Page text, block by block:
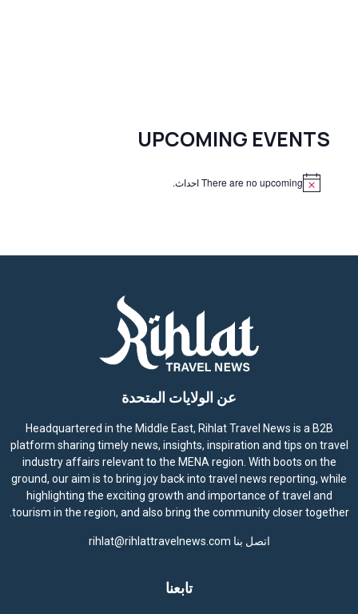
UPCOMING EVENTS
There are no upcoming احداث.
عن الولايات المتحدة
Headquartered in the Middle East, Rihlat Travel News is a B2B
platform sharing timely news, insights, inspiration and tips on travel
industry affairs relevant to the MENA region. With boots on the
ground, our aim is to bring joy back into travel news reporting, while
highlighting the exciting growth and importance of travel and
tourism in the region, and also bring the community closer together.
اتصل بنا rihlat@rihlattravelnews.com
تابعنا